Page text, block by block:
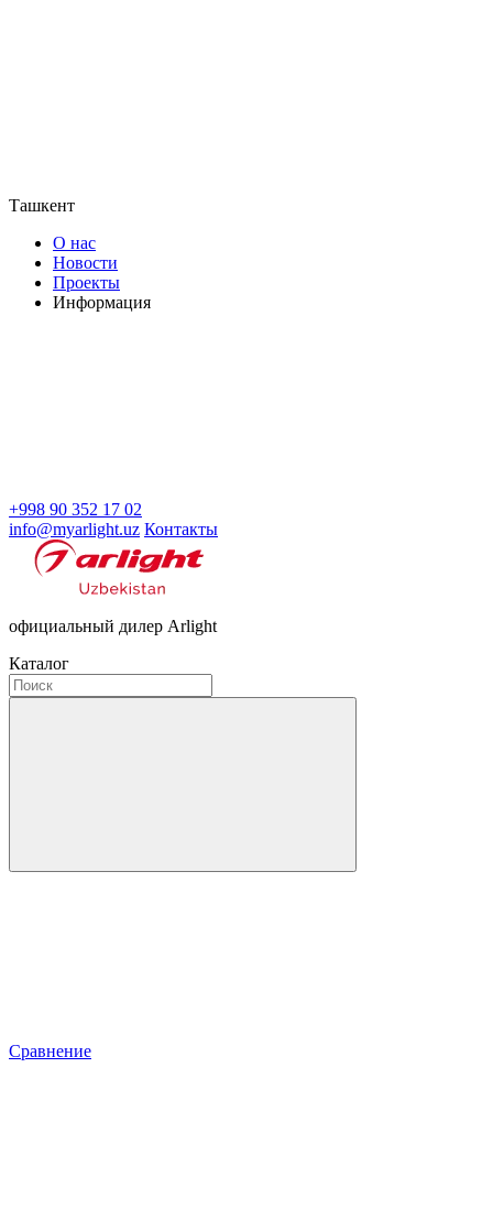
Ташкент
О нас
Новости
Проекты
Информация
+998 90 352 17 02
info@myarlight.uz Контакты
официальный дилер Arlight
Каталог
Сравнение